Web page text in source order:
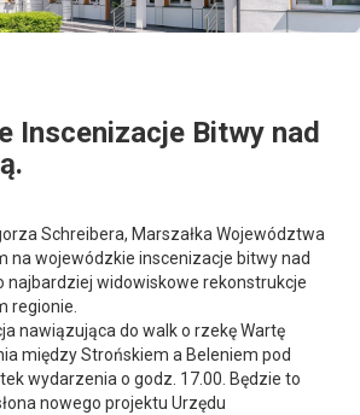
Inscenizacje Bitwy nad
Schreibera, Marszałka Województwa
na wojewódzkie inscenizacje bitwy nad
najbardziej widowiskowe rekonstrukcje
regionie.
nawiązująca do walk o rzekę Wartę
między Strońskiem a Beleniem pod
wydarzenia o godz. 17.00. Będzie to
nowego projektu Urzędu